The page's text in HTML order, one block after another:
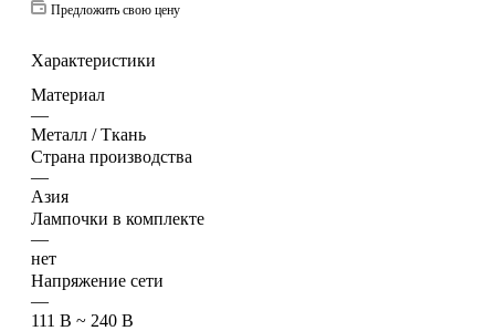
Предложить свою цену
Характеристики
Материал
—
Металл / Ткань
Страна производства
—
Азия
Лампочки в комплекте
—
нет
Напряжение сети
—
111 В ~ 240 В